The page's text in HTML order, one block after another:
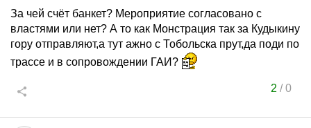
За чей счёт банкет? Мероприятие согласовано с
властями или нет? А то как Монстрация так за Кудыкину
гору отправляют,а тут ажно с Тобольска прут,да поди по
трассе и в сопровождении ГАИ?
2 /0